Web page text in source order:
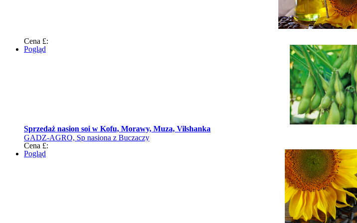
Cena £:
Pogląd
Sprzedaż nasion soi w Kofu, Morawy, Muza, Vilshanka
GADZ-AGRO, Sp nasiona z Buczaczy
Cena £:
Pogląd